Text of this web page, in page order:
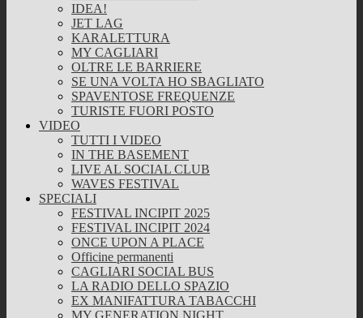
IDEA!
JET LAG
KARALETTURA
MY CAGLIARI
OLTRE LE BARRIERE
SE UNA VOLTA HO SBAGLIATO
SPAVENTOSE FREQUENZE
TURISTE FUORI POSTO
VIDEO
TUTTI I VIDEO
IN THE BASEMENT
LIVE AL SOCIAL CLUB
WAVES FESTIVAL
SPECIALI
FESTIVAL INCIPIT 2025
FESTIVAL INCIPIT 2024
ONCE UPON A PLACE
Officine permanenti
CAGLIARI SOCIAL BUS
LA RADIO DELLO SPAZIO
EX MANIFATTURA TABACCHI
MY GENERATION NIGHT